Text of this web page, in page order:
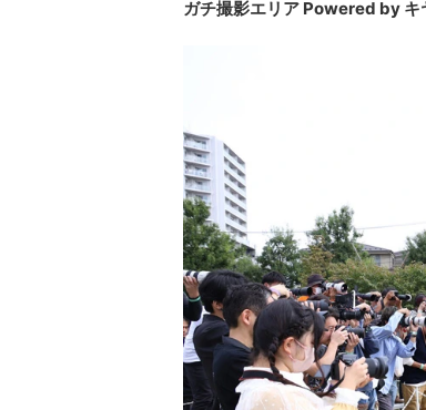
ガチ撮影エリア Powered by